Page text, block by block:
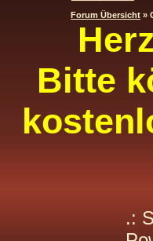
Forum Übersicht »
Bitte
.: